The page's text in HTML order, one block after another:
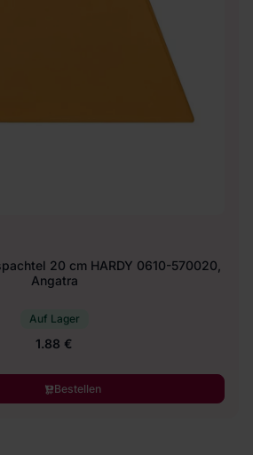
20 cm HARDY 0610-570020,
Angatra
Auf Lager
1.88 €
Bestellen